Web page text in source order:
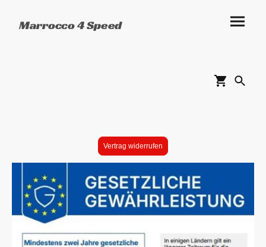
Marrocco 4 Speed
Vertrag widerrufen